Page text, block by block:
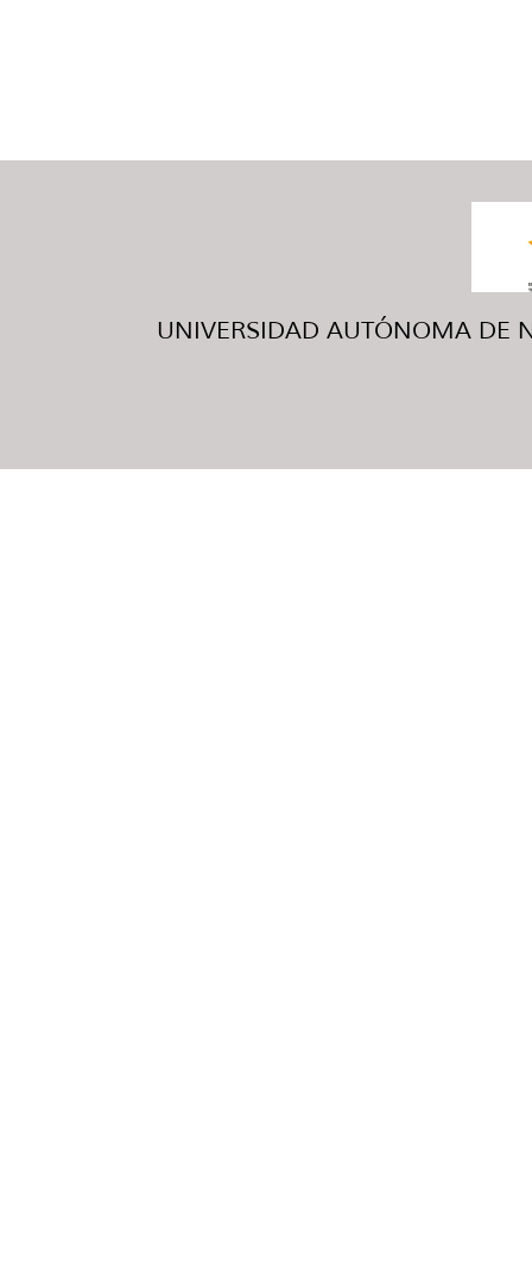
UNIVERSIDAD AUTÓNOMA DE